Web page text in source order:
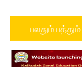
பலதும் பத்தும்